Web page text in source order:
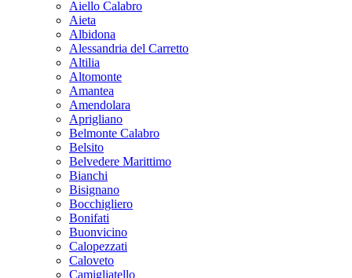
Aiello Calabro
Aieta
Albidona
Alessandria del Carretto
Altilia
Altomonte
Amantea
Amendolara
Aprigliano
Belmonte Calabro
Belsito
Belvedere Marittimo
Bianchi
Bisignano
Bocchigliero
Bonifati
Buonvicino
Calopezzati
Caloveto
Camigliatello